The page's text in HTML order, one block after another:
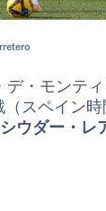
・モンテ
スペイン
シウダー・レ